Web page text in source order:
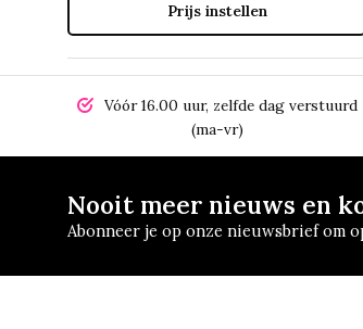
Prijs instellen
Vóór 16.00 uur, zelfde dag verstuurd
(ma-vr)
Nooit meer nieuws en
Abonneer je op onze nieuwsbrief om